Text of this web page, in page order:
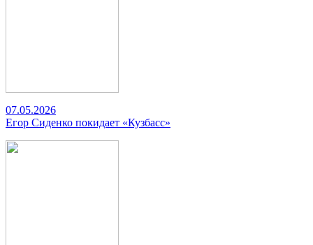
07.05.2026
Егор Сиденко покидает «Кузбасс»